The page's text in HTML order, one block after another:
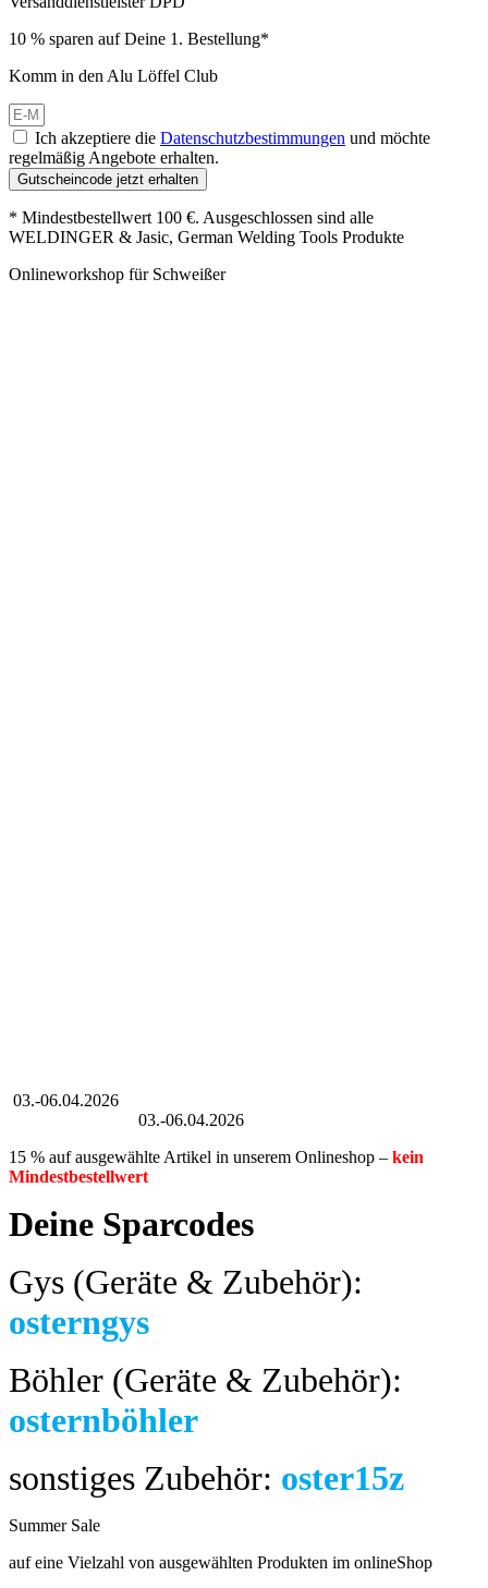
10 % sparen auf Deine 1. Bestellung*
Komm in den Alu Löffel Club
Ich akzeptiere die Datenschutzbestimmungen und möchte
regelmäßig Angebote erhalten.
Gutscheincode jetzt erhalten
* Mindestbestellwert 100 €. Ausgeschlossen sind alle
WELDINGER & Jasic, German Welding Tools Produkte
Onlineworkshop für Schweißer
03.-06.04.2026
03.-06.04.2026
15 % auf ausgewählte Artikel in unserem Onlineshop – kein
Mindestbestellwert
Deine Sparcodes
Gys (Geräte & Zubehör):
osterngys
Böhler (Geräte & Zubehör):
osternböhler
sonstiges Zubehör: oster15z
Summer Sale
auf eine Vielzahl von ausgewählten Produkten im onlineShop